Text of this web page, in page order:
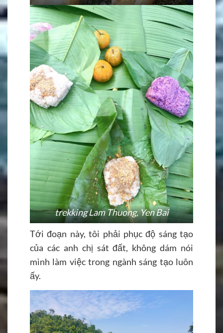
trekking Lam Thuong, Yen Bai
Tới đoạn này, tôi phải phục độ sáng tạo
của các anh chị sát đất, không dám nói
mình làm việc trong ngành sáng tạo luôn
ấy.